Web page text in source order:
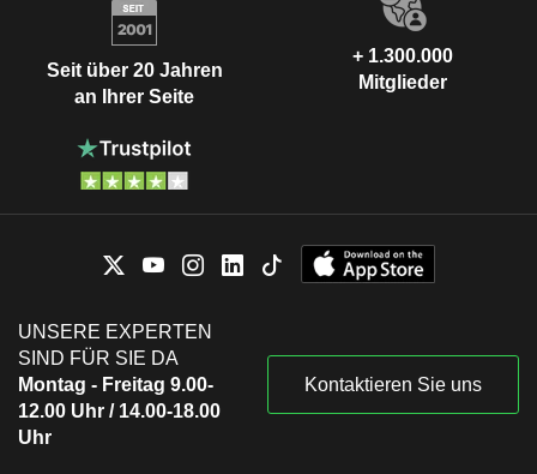
Seit über 20 Jahren
an Ihrer Seite
+ 1.300.000
Mitglieder
UNSERE EXPERTEN
SIND FÜR SIE DA
Montag - Freitag 9.00-
12.00 Uhr / 14.00-18.00
Uhr
Kontaktieren Sie uns